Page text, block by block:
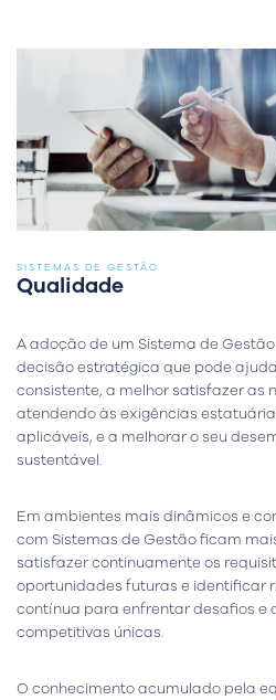
SISTEMAS DE GESTÃO
Qualidade
A adoção de um Sistema de
decisão estratégica que pode
consistente, a melhor satisfazer as
atendendo às exigências
aplicáveis, e a melhorar o seu
sustentável.
Em ambientes mais dinâmicos e
com Sistemas de Gestão ficam
satisfazer continuamente os
oportunidades futuras e identificar
contínua para enfrentar desafios e
competitivas únicas.
O conhecimento acumulado pela